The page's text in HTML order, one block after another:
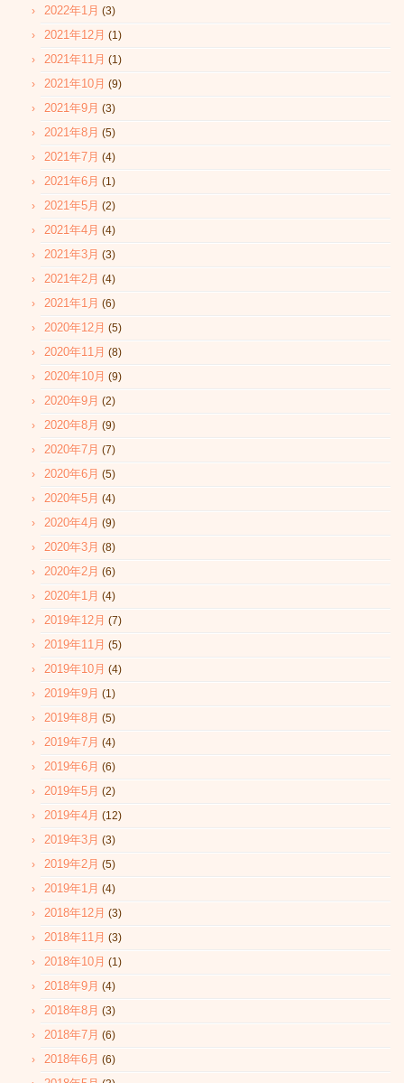
2022年1月 (3)
2021年12月 (1)
2021年11月 (1)
2021年10月 (9)
2021年9月 (3)
2021年8月 (5)
2021年7月 (4)
2021年6月 (1)
2021年5月 (2)
2021年4月 (4)
2021年3月 (3)
2021年2月 (4)
2021年1月 (6)
2020年12月 (5)
2020年11月 (8)
2020年10月 (9)
2020年9月 (2)
2020年8月 (9)
2020年7月 (7)
2020年6月 (5)
2020年5月 (4)
2020年4月 (9)
2020年3月 (8)
2020年2月 (6)
2020年1月 (4)
2019年12月 (7)
2019年11月 (5)
2019年10月 (4)
2019年9月 (1)
2019年8月 (5)
2019年7月 (4)
2019年6月 (6)
2019年5月 (2)
2019年4月 (12)
2019年3月 (3)
2019年2月 (5)
2019年1月 (4)
2018年12月 (3)
2018年11月 (3)
2018年10月 (1)
2018年9月 (4)
2018年8月 (3)
2018年7月 (6)
2018年6月 (6)